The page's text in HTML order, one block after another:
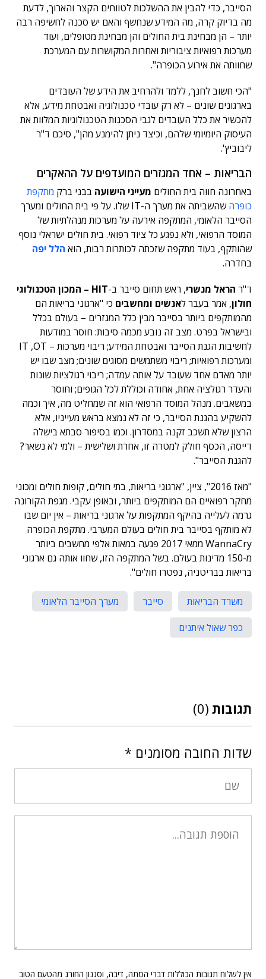
הסייבר, כדי להבין את ההשלכות לטווחים הקצר והארוך, לדעת
מה בדיוק קרה, מה המידע שנחשף והאם יש סכנה לחשיפה רבה
יותר – הן מבחינת בית החולים והן מבחינת מטופלים, ועוד
מערכות רפואיות ציבוריות ואחרות המקושרות עם המערכת
שחוותה את אירוע הכופרה".
"הכי חשוב לחנך, ללמד ולהרחיב את הידע של העובדים
בארגונים שונים – לא רק עובדי טכנולוגיה ואבטחת מידע, אלא
להכשיר את כלל העובדים לגבי הסכנות הטכנולוגיות המלוות את
העיסוק היומיומי שלהם, וכיצד ניתן להימנע מהן", סיכם ד"ר
ליבוביץ'.
הבריאות – אחד המגזרים המועדפים על ההאקרים
באחרונה חווה בית החולים מעייני הישועה בבני ברק מתקפת
כופרה
שהשביתה את מערך ה-IT שלו. על פי בית החולים ומערך
הסייבר הלאומי, המתקפה אירעה על מערכות מנהלתיות של
המוסד הרפואי, ולא נפגע כל ציוד רפואי. בית חולים ישראלי נוסף
שהותקף, בעוד מתקפה שזכתה לכותרות רבות, הוא הלל יפה
בחדרה.
ד"ר הראל מנשרי, ראש תחום סייבר ב-
HIT – המכון הטכנולוגי
חולון, אמר בעבר לאנשים ומחשבים כי "ארגוני בריאות הם
מהמותקפים ביותר בסייבר מבין כלל המגזרים – בעולם בכלל
ובישראל בפרט. מצב זה נובע מכמה סיבות: חוסר במודעות
לחשיבות הגנת הסייבר ואבטחת המידע; ריבוי מערכות – IT ,OT
ומערכות רפואיות; ריבוי משתמשים מסוגים שונים; מצב שבו יש
יותר מאדם אחד שעובד על אותה עמדה; ריבוי רגולציות שונות
והעדר רגולציה אחת, אחודה וכוללת לכל הגופים; וחוסר
במשאבים. מנהל המוסד הרפואי הוא זה שמחליט מה, איך וכמה
להשקיע בהגנת הסייבר, כי זה לא נמצא בראש מעייניו, אלא
הרצון שלא תשכב זקנה במסדרון. וכמו בסיפור סבתא בישלה
דייסה, הכסף חולק למטרה זו, אחרת ושלישית – ולמי לא נשאר?
להגנת הסייבר".
"מאז 2016", ציין, "ארגוני בריאות, בתי חולים, קופות חולים ומכוני
מחקר רפואיים הם המותקפים ביותר, ובאופן עקבי. מגפת הקורונה
גרמה לעלייה בהיקף המתקפות על ארגוני בריאות – אין יום שבו
לא מותקף בסייבר בית חולים בעולם המערבי. מתקפת הכופרה
WannaCry ממאי 2017 פגעה במאות אלפי מחשבים ביותר
מ-150 מדינות בעולם. בשל המתקפה הזו, שחוו אותה גם ארגוני
בריאות בבריטניה, נפטרו חולים".
משרד הבריאות סייבר
מערך הסייבר הלאומי
כפר שאול איתנים
תגובות (0)
שדות החובה מסומנים *
אין לשלוח תגובות הכוללות דברי הסתה, דיבה, וסגנון החורג מהטעם הטוב